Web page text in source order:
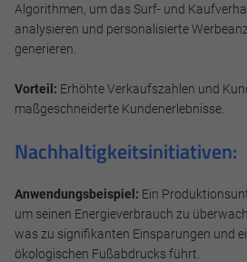
Algorithmen, um das Surf- und
analysieren und personalisierte
generieren.
Vorteil: Erhöhte Verkaufszahlen und
maßgeschneiderte Kundenerlebnisse.
Nachhaltigkeitsinitiativen:
Anwendungsbeispiel: Ein
um seinen Energieverbrauch zu
was zu signifikanten Einsparungen und
ökologischen Fußabdrucks führt.
Cookie Informationen anzeigen
Alle akzeptieren
Speichern
Ablehnen
Impressum Datenschutz